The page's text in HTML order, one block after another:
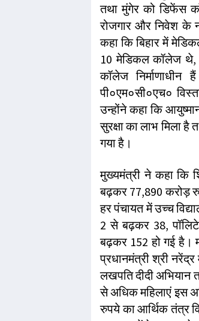
तथा मुंगेर को डिफेंस
रोजगार और निवेश के
कहा कि बिहार में
10 मेडिकल कॉलेज थे,
कॉलेज
पी०एम०सी०एच०
उन्होंने कहा कि
सुरक्षा का लाभ मिला
गया है।
मुख्यमंत्री ने कहा कि
बढ़कर 77,890 करोड़
हर पंचायत में उच्च
2 से बढ़कर 38,
बढ़कर 152 हो गई है।
प्रधानमंत्री श्री
लखपति दीदी अभियान
से अधिक महिलाएं इस
रुपये का आर्थिक तंत्र